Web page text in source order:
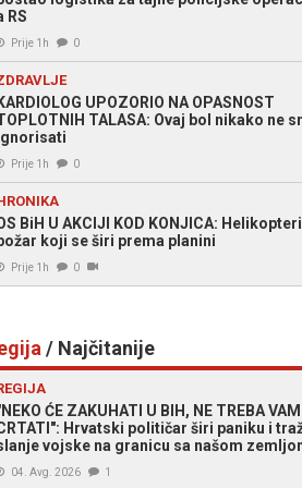
RS
Prije 1h 0
UPOZORIO NA OPASNOST
TALASA: Ovaj bol nikako ne
Prije 1h 0
BiH U AKCIJI KOD KONJICA:
koji se širi prema planini
Prije 1h 0
/ Najčitanije
ĆE ZAKUHATI U BIH, NE TREBA VAM
Hrvatski političar širi paniku i
vojske na granicu sa našom
04. Avg. 2026 1